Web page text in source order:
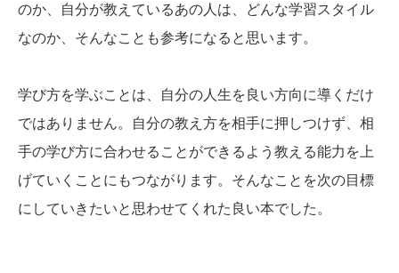
のか、自分が教えているあの人は、どんな学習スタイル
なのか、そんなことも参考になると思います。
学び方を学ぶことは、自分の人生を良い方向に導くだけ
ではありません。自分の教え方を相手に押しつけず、相
手の学び方に合わせることができるよう教える能力を上
げていくことにもつながります。そんなことを次の目標
にしていきたいと思わせてくれた良い本でした。